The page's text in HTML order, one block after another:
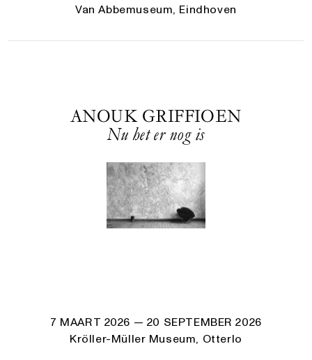
Van Abbemuseum, Eindhoven
ANOUK GRIFFIOEN
Nu het er nog is
7 MAART 2026 — 20 SEPTEMBER 2026
Kröller-Müller Museum, Otterlo